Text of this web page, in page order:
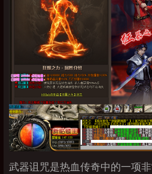
武器诅咒是热血传奇中的一项